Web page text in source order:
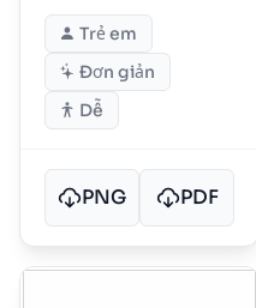
Trẻ em
Đơn giản
Dễ
PNG PDF